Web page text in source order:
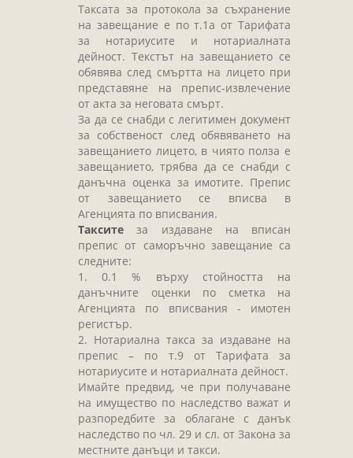
Таксата за протокола за съхранение
на завещание е по т.1а от Тарифата
за нотариусите и нотариалната
дейност. Текстът на завещанието се
обявява след смъртта на лицето при
представяне на препис-извлечение
от акта за неговата смърт.
За да се снабди с легитимен документ
за собственост след обявяването на
завещанието лицето, в чиято полза е
завещанието, трябва да се снабди с
данъчна оценка за имотите. Препис
от завещанието се вписва в
Агенцията по вписвания.
Таксите за издаване на вписан
препис от саморъчно завещание са
следните:
1. 0.1 % върху стойността на
данъчните оценки по сметка на
Агенцията по вписвания - имотен
регистър.
2. Нотариална такса за издаване на
препис – по т.9 от Тарифата за
нотариусите и нотариалната дейност.
Имайте предвид, че при получаване
на имущество по наследство важат и
разпоредбите за облагане с данък
наследство по чл. 29 и сл. от Закона за
местните данъци и такси.